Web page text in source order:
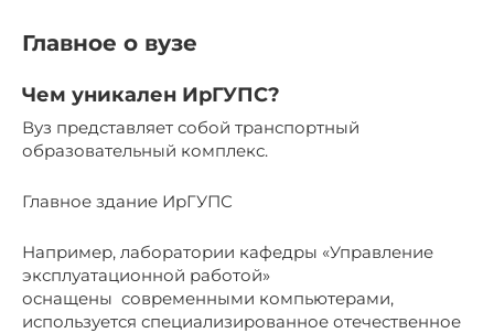
Главное о вузе
Чем уникален ИрГУПС?
Вуз представляет собой транспортный
образовательный комплекс.
Главное здание ИрГУПС
Например, лаборатории кафедры «Управление
эксплуатационной работой»
оснащены современными компьютерами,
используется специализированное отечественное